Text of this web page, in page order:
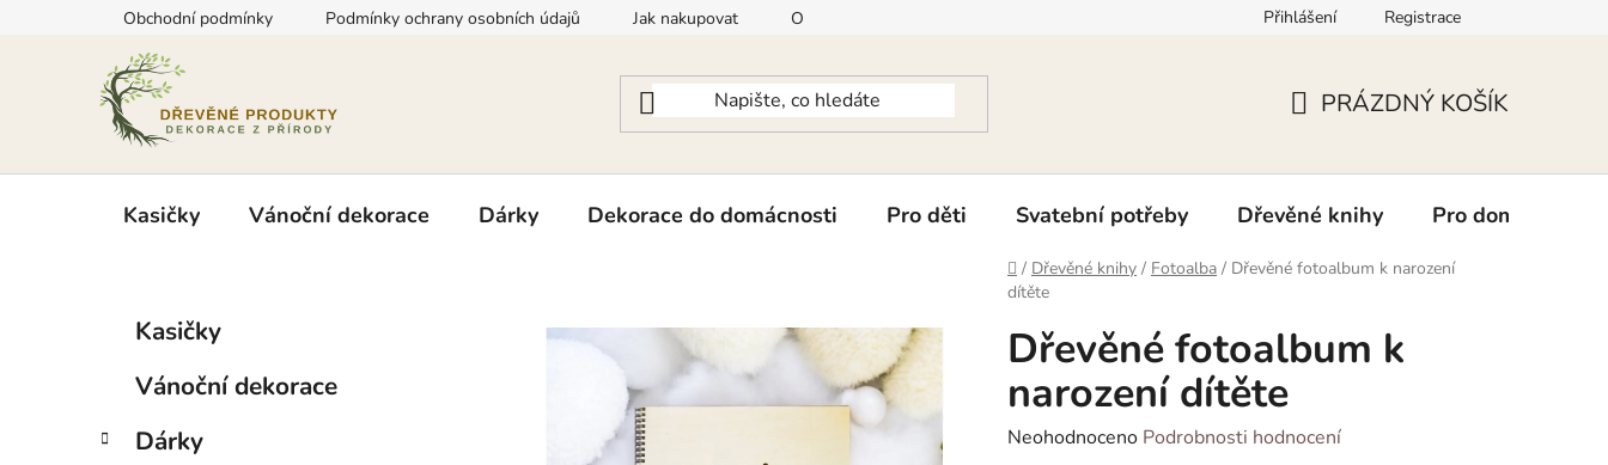
Obchodní podmínky Podmínky ochrany osobních údajů Jak nakupovat Odstoupení od smlouvy Přihlášení Registrace
PRÁZDNÝ KOŠÍK
Kasičky Vánoční dekorace Dárky Dekorace do domácnosti Pro děti Svatební potřeby Dřevěné knihy Pro domácí
Domů
/ Dřevěné knihy / Fotoalba / Dřevěné fotoalbum k narození
dítěte
r
Přeskočit
kategorie
o
Kasičky
Vánoční dekorace
Dárky
Dřevěné fotoalbum k
narození dítěte
Průměrné
Neohodnoceno Podrobnosti hodnocení